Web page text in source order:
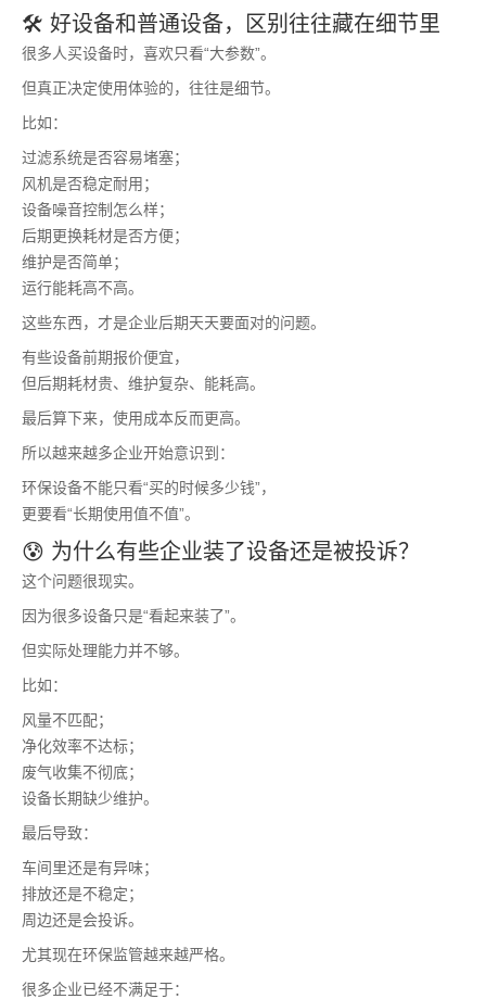
🛠️ 好设备和普通设备，区别往往藏在细节里
很多人买设备时，喜欢只看“大参数”。
但真正决定使用体验的，往往是细节。
比如：
过滤系统是否容易堵塞；
风机是否稳定耐用；
设备噪音控制怎么样；
后期更换耗材是否方便；
维护是否简单；
运行能耗高不高。
这些东西，才是企业后期天天要面对的问题。
有些设备前期报价便宜，
但后期耗材贵、维护复杂、能耗高。
最后算下来，使用成本反而更高。
所以越来越多企业开始意识到：
环保设备不能只看“买的时候多少钱”，
更要看“长期使用值不值”。
😰 为什么有些企业装了设备还是被投诉？
这个问题很现实。
因为很多设备只是“看起来装了”。
但实际处理能力并不够。
比如：
风量不匹配；
净化效率不达标；
废气收集不彻底；
设备长期缺少维护。
最后导致：
车间里还是有异味；
排放还是不稳定；
周边还是会投诉。
尤其现在环保监管越来越严格。
很多企业已经不满足于：